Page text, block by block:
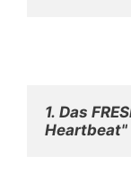
1. Das
Heartbeat"